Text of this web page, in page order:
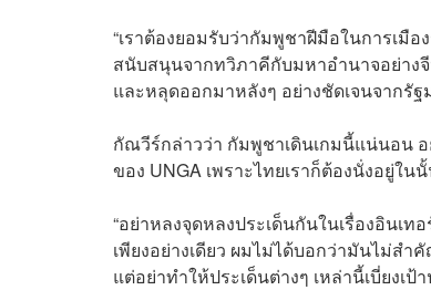
“เราต้องยอมรับว่ากัมพูชาฝีมือในการเมื
สนับสนุนจากทวิภาคีกับมหาอำนาจอย่าง
และหลุดออกมาหลังๆ อย่างชัดเจนจากรั
กัณวีร์กล่าวว่า กัมพูชาเดินเกมนี้แน่นอน อ
ของ UNGA เพราะไทยเราก็ต้องนั่งอยู่ใน
“อย่าหลงจุดหลงประเด็นกันในเรื่องอินเ
เพียงอย่างเดียว ผมไม่ได้บอกว่ามันไม่ส
แต่อย่าทำให้ประเด็นต่างๆ เหล่านี้เบี่ยง